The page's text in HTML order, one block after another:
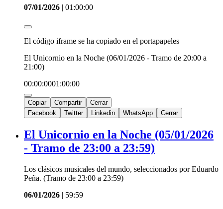
07/01/2026 | 01:00:00
El código iframe se ha copiado en el portapapeles
El Unicornio en la Noche (06/01/2026 - Tramo de 20:00 a
21:00)
00:00:0001:00:00
Copiar Compartir
Cerrar
Facebook
Twitter Linkedin WhatsApp Cerrar
El Unicornio en la Noche (05/01/2026
- Tramo de 23:00 a 23:59)
Los clásicos musicales del mundo, seleccionados por Eduardo
Peña. (Tramo de 23:00 a 23:59)
06/01/2026 | 59:59